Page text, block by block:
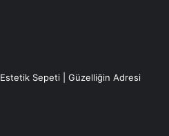
Estetik Sepeti | Güzelliğin Adresi